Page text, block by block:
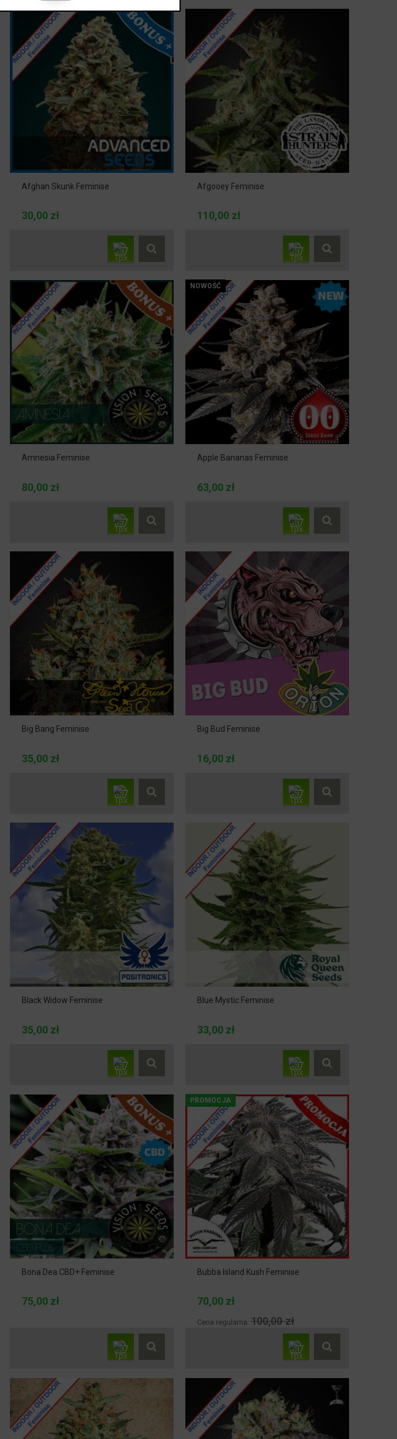
Afghan Skunk Feminise
30,00 zł
Afgooey Feminise
110,00 zł
Amnesia Feminise
80,00 zł
Apple Bananas Feminise
63,00 zł
NOWOŚĆ
Big Bang Feminise
35,00 zł
Big Bud Feminise
16,00 zł
Black Widow Feminise
35,00 zł
Blue Mystic Feminise
33,00 zł
Bona Dea CBD+ Feminise
75,00 zł
Bubba Island Kush Feminise
70,00 zł
Cena regularna: 100,00 zł
PROMOCJA